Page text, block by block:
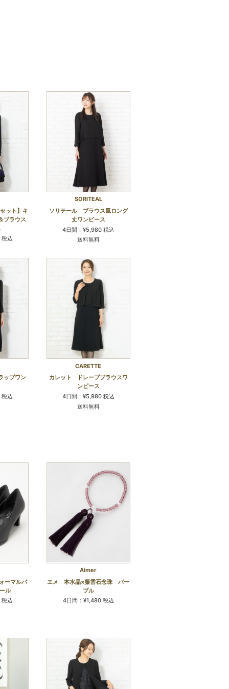
ット】キ
ブラウス
込
SORITEAL
ソリテール ブラウス風ロング
丈ワンピース
4日間：¥5,980 税込
送料無料
ップワン
込
CARETTE
カレット ドレープブラウスワ
ンピース
4日間：¥5,980 税込
送料無料
ーマルパ
ル
込
Aimer
エメ 本水晶×藤雲石念珠 パー
プル
4日間：¥1,480 税込